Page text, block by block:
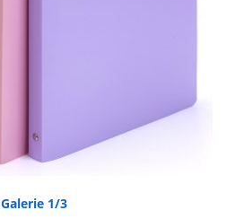
Galerie 1/3